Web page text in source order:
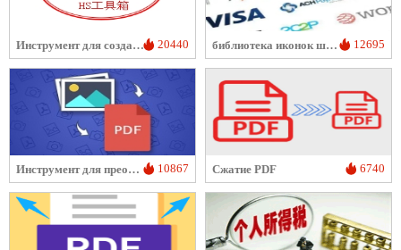
Инструмент для создания овальных печатей 20440 библиотека иконок шрифта PaymentFont 12695
Инструмент для преобразования PDF в изображение 10867 Сжатие PDF 6740